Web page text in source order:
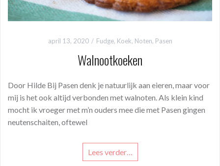
april 13, 2020 Fudge, Koek, Noten, Pasen
Walnootkoeken
Door Hilde Bij Pasen denk je natuurlijk aan eieren, maar voor
mij is het ook altijd verbonden met walnoten. Als klein kind
mocht ik vroeger met m’n ouders mee die met Pasen gingen
neutenschaiten, oftewel
Lees verder…